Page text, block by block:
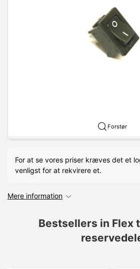
Forstør
For at se vores priser kræves det et
venligst for at rekvirere et.
Mere information
Bestsellers in Flex